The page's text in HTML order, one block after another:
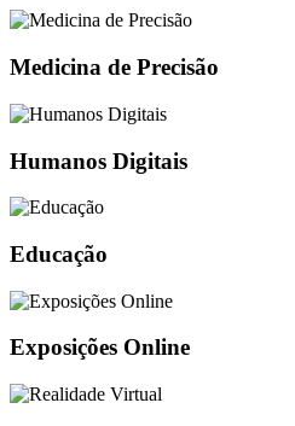
Medicina de Precisão
Humanos Digitais
Educação
Exposições Online